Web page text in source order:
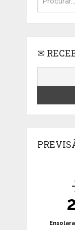
✉